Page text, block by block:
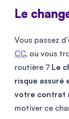
Le
Vous passez
CC, ou vous
routière ? Le
risque assuré
votre contrat
motiver ce